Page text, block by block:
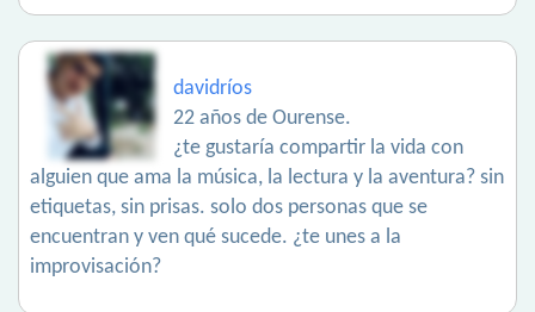
davidríos
22 años de Ourense.
¿te gustaría compartir la vida con
alguien que ama la música, la lectura y la aventura? sin
etiquetas, sin prisas. solo dos personas que se
encuentran y ven qué sucede. ¿te unes a la
improvisación?